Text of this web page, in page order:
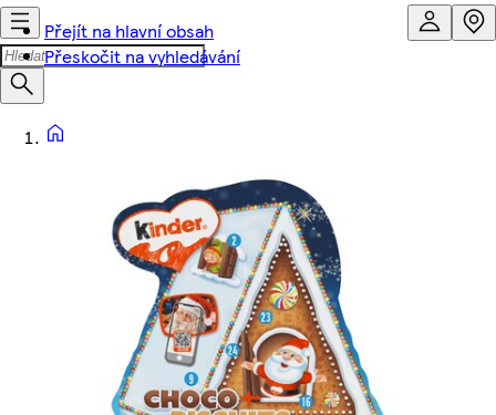
Přejít na hlavní obsah
Přeskočit na vyhledávání